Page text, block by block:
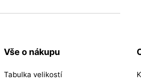
Vše o nákupu
Tabulka velikostí